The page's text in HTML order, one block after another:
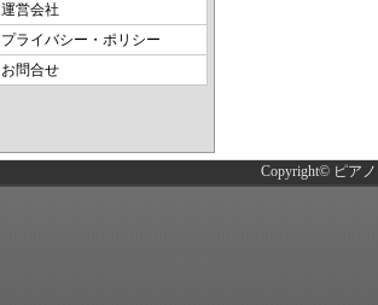
運営会社
プライバシー・ポリシー
お問合せ
Copyright© ピア